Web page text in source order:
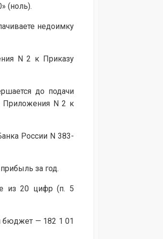
(ноль).
недоимку
N 2 к Приказу
до подачи
Приложения N 2 к
России N 383-
за год.
из 20 цифр (п. 5
бюджет — 182 1 01